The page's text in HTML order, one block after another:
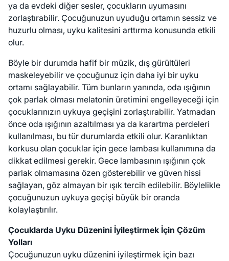
ya da evdeki diğer sesler, çocukların uyumasını
zorlaştırabilir. Çocuğunuzun uyuduğu ortamın sessiz ve
huzurlu olması, uyku kalitesini arttırma konusunda etkili
olur.
Böyle bir durumda hafif bir müzik, dış gürültüleri
maskeleyebilir ve çocuğunuz için daha iyi bir uyku
ortamı sağlayabilir. Tüm bunların yanında, oda ışığının
çok parlak olması melatonin üretimini engelleyeceği için
çocuklarınızın uykuya geçişini zorlaştırabilir. Yatmadan
önce oda ışığının azaltılması ya da karartma perdeleri
kullanılması, bu tür durumlarda etkili olur. Karanlıktan
korkusu olan çocuklar için gece lambası kullanımına da
dikkat edilmesi gerekir. Gece lambasının ışığının çok
parlak olmamasına özen gösterebilir ve güven hissi
sağlayan, göz almayan bir ışık tercih edilebilir. Böylelikle
çocuğunuzun uykuya geçişi büyük bir oranda
kolaylaştırılır.
Çocuklarda Uyku Düzenini İyileştirmek İçin Çözüm
Yolları
Çocuğunuzun uyku düzenini iyileştirmek için bazı